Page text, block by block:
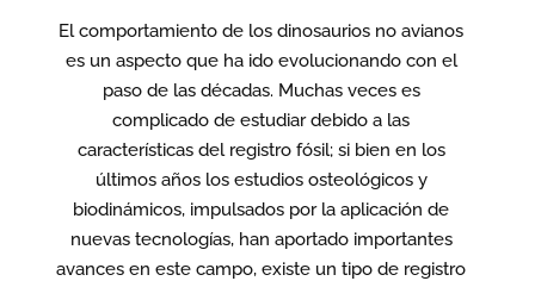
El comportamiento de los dinosaurios no avianos
es un aspecto que ha ido evolucionando con el
paso de las décadas. Muchas veces es
complicado de estudiar debido a las
características del registro fósil; si bien en los
últimos años los estudios osteológicos y
biodinámicos, impulsados por la aplicación de
nuevas tecnologías, han aportado importantes
avances en este campo, existe un tipo de registro